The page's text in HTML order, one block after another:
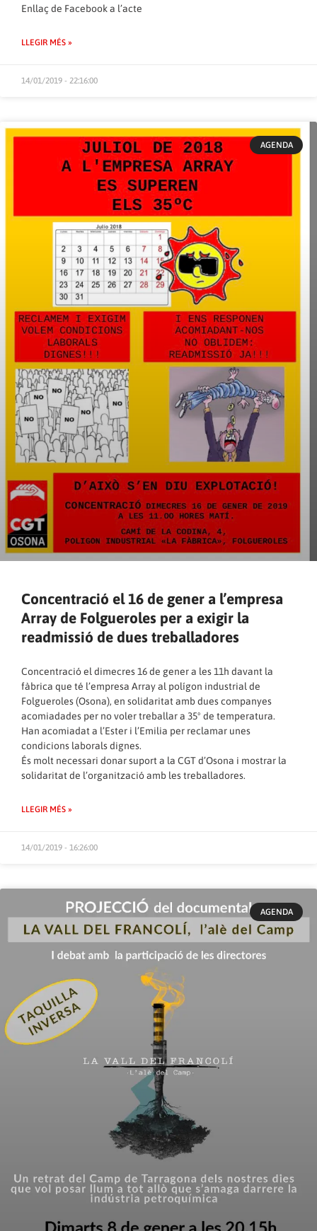
Enllaç de Facebooka l’acte
LLEGIR MÉS »
14/01/2019 - 22:16:00
AGENDA
Concentració el 16 de gener a l’empresa
Array de Folgueroles per a exigir la
readmissió de dues treballadores
Concentració el dimecres 16 de gener a les 11h davant la
fàbrica que té l’empresa Array al polígon industrial de
Folgueroles (Osona), en solidaritat amb dues companyes
acomiadades per no voler treballar a 35º de temperatura.
Han acomiadat a l’Ester i l’Emilia per reclamar unes
condicions laborals dignes.
És molt necessari donar suport a la CGT d’Osona i mostrar la
solidaritat de l’organització amb les treballadores.
LLEGIR MÉS »
14/01/2019 - 16:26:00
AGENDA